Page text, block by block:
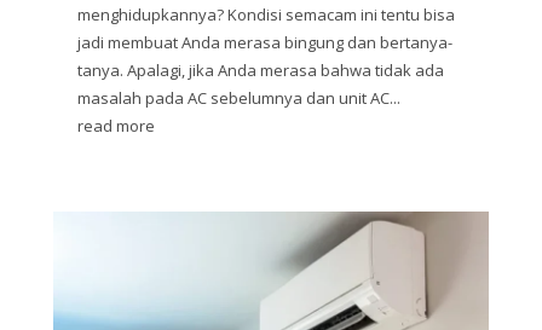
menghidupkannya? Kondisi semacam ini tentu bisa
jadi membuat Anda merasa bingung dan bertanya-
tanya. Apalagi, jika Anda merasa bahwa tidak ada
masalah pada AC sebelumnya dan unit AC...
read more